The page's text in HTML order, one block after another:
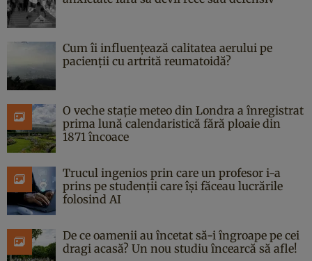
Cum îi influențează calitatea aerului pe
pacienții cu artrită reumatoidă?
O veche stație meteo din Londra a înregistrat
prima lună calendaristică fără ploaie din
1871 încoace
Trucul ingenios prin care un profesor i-a
prins pe studenții care își făceau lucrările
folosind AI
De ce oamenii au încetat să-i îngroape pe cei
dragi acasă? Un nou studiu încearcă să afle!